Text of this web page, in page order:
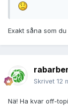
Exakt såna som
Skrivet 12
Nä! Ha kvar off-